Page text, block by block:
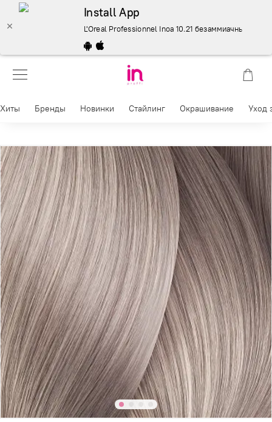
Install App
L'Oreal Professionnel Inoa 10.21 безаммиачные
Хиты Бренды Новинки Стайлинг Окрашивание Уход